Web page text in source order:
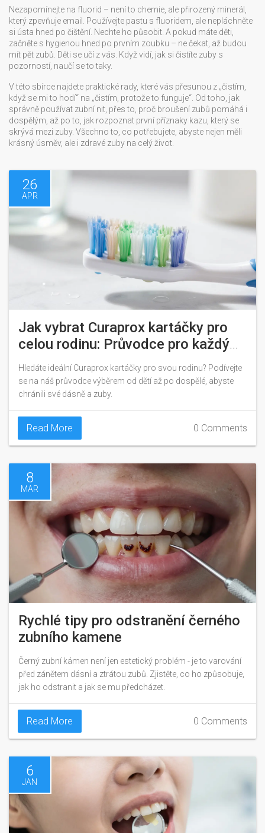
Nezapomínejte na fluorid – není to chemie, ale přirozený minerál,
který zpevňuje email. Používejte pastu s fluoridem, ale nepláchněte
si ústa hned po čištění. Nechte ho působit. A pokud máte děti,
začněte s hygienou hned po prvním zoubku – ne čekat, až budou
mít pět zubů. Děti se učí z vás. Když vidí, jak si čistíte zuby s
pozorností, naučí se to taky.
V této sbírce najdete praktické rady, které vás přesunou z „čistím,
když se mi to hodí“ na „čistím, protože to funguje“. Od toho, jak
správně používat zubní nit, přes to, proč broušení zubů pomáhá i
dospělým, až po to, jak rozpoznat první příznaky kazu, který se
skrývá mezi zuby. Všechno to, co potřebujete, abyste nejen měli
krásný úsměv, ale i zdravé zuby na celý život.
26
APR
Jak vybrat Curaprox kartáčky pro
celou rodinu: Průvodce pro každý
věk
Hledáte ideální Curaprox kartáčky pro svou rodinu? Podívejte
se na náš průvodce výběrem od dětí až po dospělé, abyste
chránili své dásně a zuby.
Read More 0 Comments
8
MAR
Rychlé tipy pro odstranění černého
zubního kamene
Černý zubní kámen není jen estetický problém - je to varování
před zánětem dásní a ztrátou zubů. Zjistěte, co ho způsobuje,
jak ho odstranit a jak se mu předcházet.
Read More 0 Comments
6
JAN